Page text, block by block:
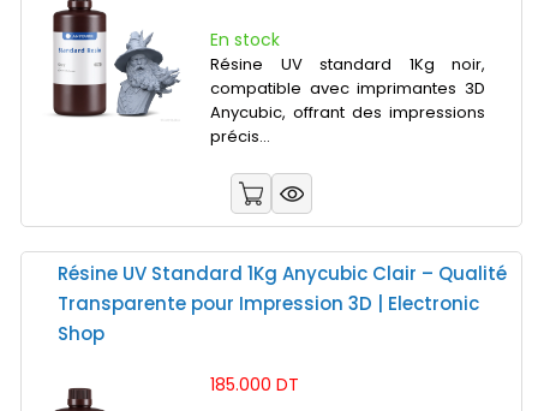
En stock
Résine UV standard 1Kg noir,
compatible avec imprimantes 3D
Anycubic, offrant des impressions
précis...
Résine UV Standard 1Kg Anycubic Clair – Qualité
Transparente pour Impression 3D | Electronic
Shop
185.000 DT